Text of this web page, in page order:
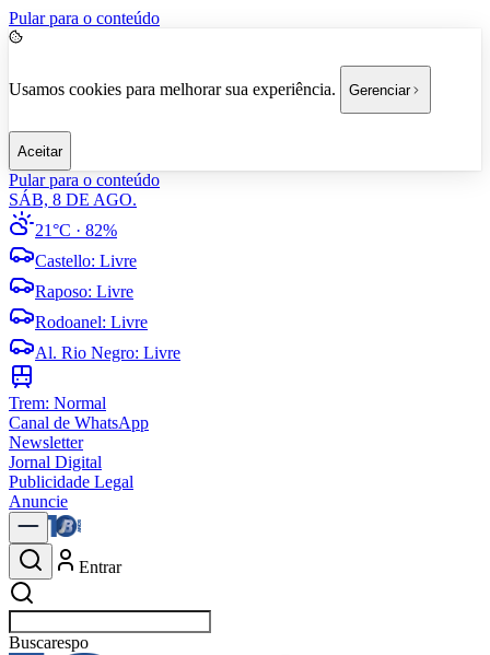
Pular para o conteúdo
Usamos cookies para melhorar sua experiência. Gerenciar
Aceitar
Pular para o conteúdo
SÁB, 8 DE AGO.
21°C · 82%
Castello: Livre
Raposo: Livre
Rodoanel: Livre
Al. Rio Negro: Livre
Trem: Normal
Canal de WhatsApp
Newsletter
Jornal Digital
Publicidade Legal
Anuncie
Entrar
Buscarpolít